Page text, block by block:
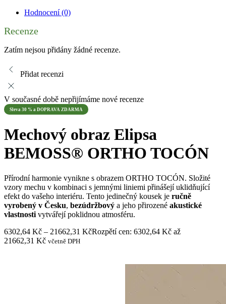
Hodnocení (0)
Recenze
Zatím nejsou přidány žádné recenze.
Přidat recenzi
V současné době nepřijímáme nové recenze
Sleva 30 % a DOPRAVA ZDARMA
Mechový obraz Elipsa
BEMOSS® ORTHO TOCÓN
Přírodní harmonie vynikne s obrazem ORTHO TOCÓN. Složité
vzory mechu v kombinaci s jemnými liniemi přinášejí uklidňující
efekt do vašeho interiéru. Tento jedinečný kousek je ručně
vyrobený v Česku, bezúdržbový a jeho přirozené akustické
vlastnosti vytvářejí poklidnou atmosféru.
6302,64 Kč – 21662,31 KčRozpětí cen: 6302,64 Kč až
21662,31 Kč včetně DPH